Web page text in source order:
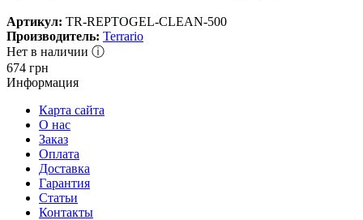
Артикул: TR-REPTOGEL-CLEAN-500
Производитель: Terrario
Нет в наличии ⓘ
674 грн
Информация
Карта сайта
О нас
Заказ
Оплата
Доставка
Гарантия
Статьи
Контакты